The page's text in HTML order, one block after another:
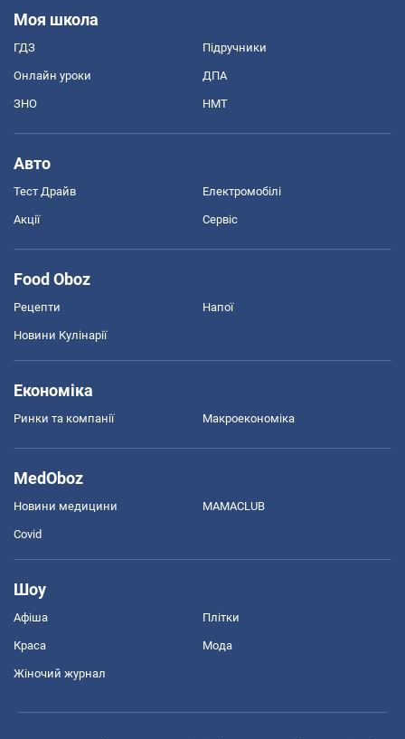
Моя школа
ГДЗ Підручники
Онлайн уроки ДПА
ЗНО НМТ
Авто
Тест Драйв Електромобілі
Акції Сервіс
Food Oboz
Рецепти Напої
Новини Кулінарії
Економіка
Ринки та компанії Макроекономіка
MedOboz
Новини медицини MAMACLUB
Covid
Шоу
Афіша Плітки
Краса Мода
Жіночий журнал